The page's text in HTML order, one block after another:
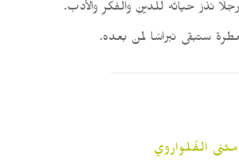
نذرَ حياتَه للدينِ والفكرِ والأدب.
ستبقى نبراسًا لمن بعده.
الفُلواروي